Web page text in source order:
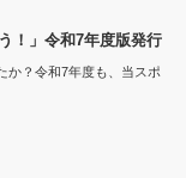
！」令和7年度版発行
か？令和7年度も、当スポ